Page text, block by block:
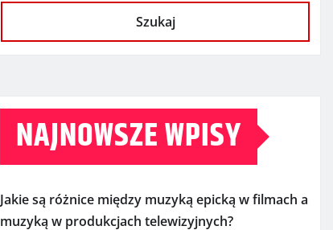
Szukaj
NAJNOWSZE WPISY
Jakie są różnice między muzyką epicką w filmach a
muzyką w produkcjach telewizyjnych?